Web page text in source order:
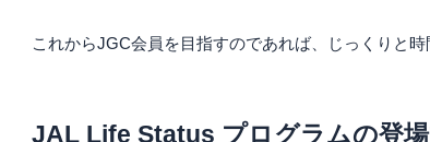
これからJGC会員を目指すのであれば、じっくりと
JAL Life Status プログラムの登